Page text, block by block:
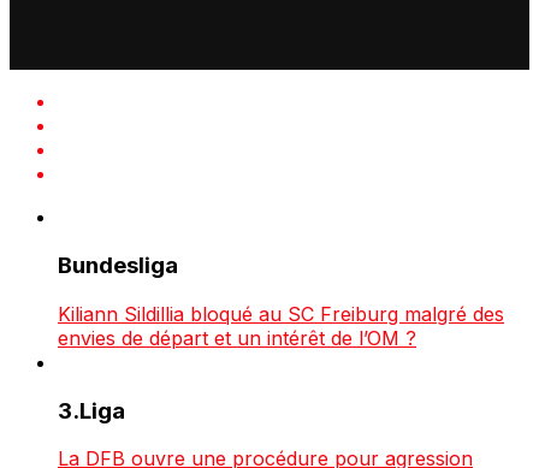
Bundesliga
Kiliann Sildillia bloqué au SC Freiburg malgré des
envies de départ et un intérêt de l’OM ?
3.Liga
La DFB ouvre une procédure pour agression